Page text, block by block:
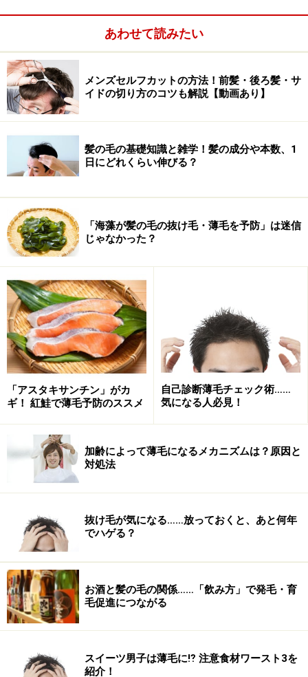
れも美味しそうですが、IGF-1を増やして、育毛力を増強
するという目的に照らすと、選ぶ素材には少し注意が必
要です。
ポイントは、カプサイシンとイソフラボンを含む素材を
増やすこと。鍋向きで、なおかつカプサイシンとイソフ
ラボンが多い食材では、
キムチ、豆腐、豆乳、厚揚げ
いったところが定番です。
その他にもIGF-１を増やして、髪の毛、頭皮の健康に好
影響を与える鍋向き食材はいろいろあります。以下の食
材も覚えていただき、鍋はもちろん、普段の料理にも意
識して取り入れてみてください。
魚、卵、鶏肉……魚のDHA, イカのタウリン、鮭のア
スタキサンチン、および卵黄のホスファチジルコリ
ンなどはIGF-１を増やし、鶏肉は、髪の毛の主成分
となるタンパク質を多く含む
野菜、果物類……これらに含まれるビタミン類やポリ
フェノールはIGF-１を増やす
牡蠣、ワカメ、ヒジキ、牛レバー、シジミ、アサ
リ……これらの食材は、それぞれ、亜鉛、アルギニン
やフコイダン、豊富なビタミン類、オルニチン、お
よびタウリンなど、IGF-１を増やす成分を多く含む
では、次ページでいよいよ育毛力増強鍋レシピをご紹介
※記事内容は執筆時点のものです。最新の内容をご確認くださ
い。
あわせて読みたい
メンズセルフカットの方法！前髪・後ろ髪・サ
イドの切り方のコツも解説【動画あり】
髪の毛の基礎知識と雑学！髪の成分や本数、1
日にどれくらい伸びる？
「海藻が髪の毛の抜け毛・薄毛を予防」は迷信
じゃなかった？
「アスタキサンチン」がカ
ギ！ 紅鮭で薄毛予防のススメ
自己診断薄毛チェック術……
気になる人必見！
加齢によって薄毛になるメカニズムは？原因と
対処法
抜け毛が気になる……放っておくと、あと何年
でハゲる？
お酒と髪の毛の関係……「飲み方」で発毛・育
毛促進につながる
スイーツ男子は薄毛に⁉ 注意食材ワースト3を
紹介！